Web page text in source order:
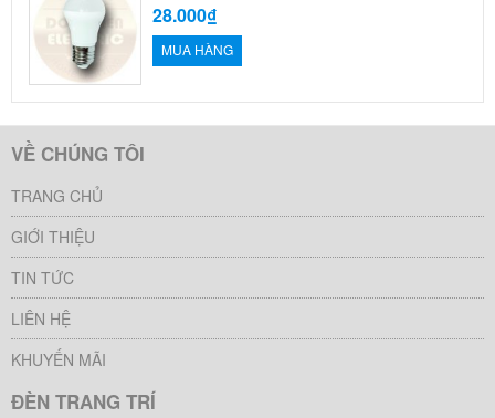
28.000₫
MUA HÀNG
VỀ CHÚNG TÔI
TRANG CHỦ
GIỚI THIỆU
TIN TỨC
LIÊN HỆ
KHUYẾN MÃI
ĐÈN TRANG TRÍ